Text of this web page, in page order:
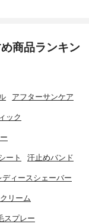
商品ランキン
アフターサンケア
ック
ート 汗止めバンド
ディースシェーバー
リーム
スプレー